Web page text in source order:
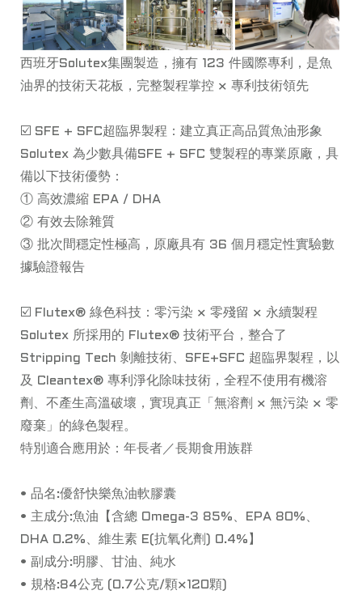
西班牙Solutex集團製造，擁有 123 件國際專利，是魚
油界的技術天花板，完整製程掌控 × 專利技術領先
☑️ SFE + SFC超臨界製程：建立真正高品質魚油形象
Solutex 為少數具備SFE + SFC 雙製程的專業原廠，具
備以下技術優勢：
① 高效濃縮 EPA / DHA
② 有效去除雜質
③ 批次間穩定性極高，原廠具有 36 個月穩定性實驗數
據驗證報告
☑️ Flutex® 綠色科技：零污染 × 零殘留 × 永續製程
Solutex 所採用的 Flutex® 技術平台，整合了
Stripping Tech 剝離技術、SFE+SFC 超臨界製程，以
及 Cleantex® 專利淨化除味技術，全程不使用有機溶
劑、不產生高溫破壞，實現真正「無溶劑 × 無污染 × 零
廢棄」的綠色製程。
特別適合應用於：年長者／長期食用族群
• 品名:優舒快樂魚油軟膠囊
• 主成分:魚油【含總 Omega-3 85%、EPA 80%、
DHA 0.2%、維生素 E(抗氧化劑) 0.4%】
• 副成分:明膠、甘油、純水
• 規格:84公克 (0.7公克/顆×120顆)